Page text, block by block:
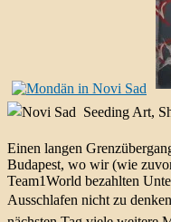
Einen langen
Budapest, wo wir (wie
Team1World bezahlten
Ausschlafen nicht zu